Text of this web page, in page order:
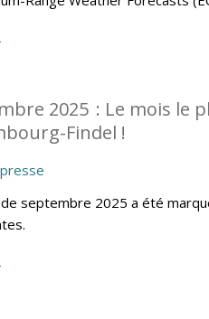
2025 : Le mois le
Findel !
septembre 2025 a été